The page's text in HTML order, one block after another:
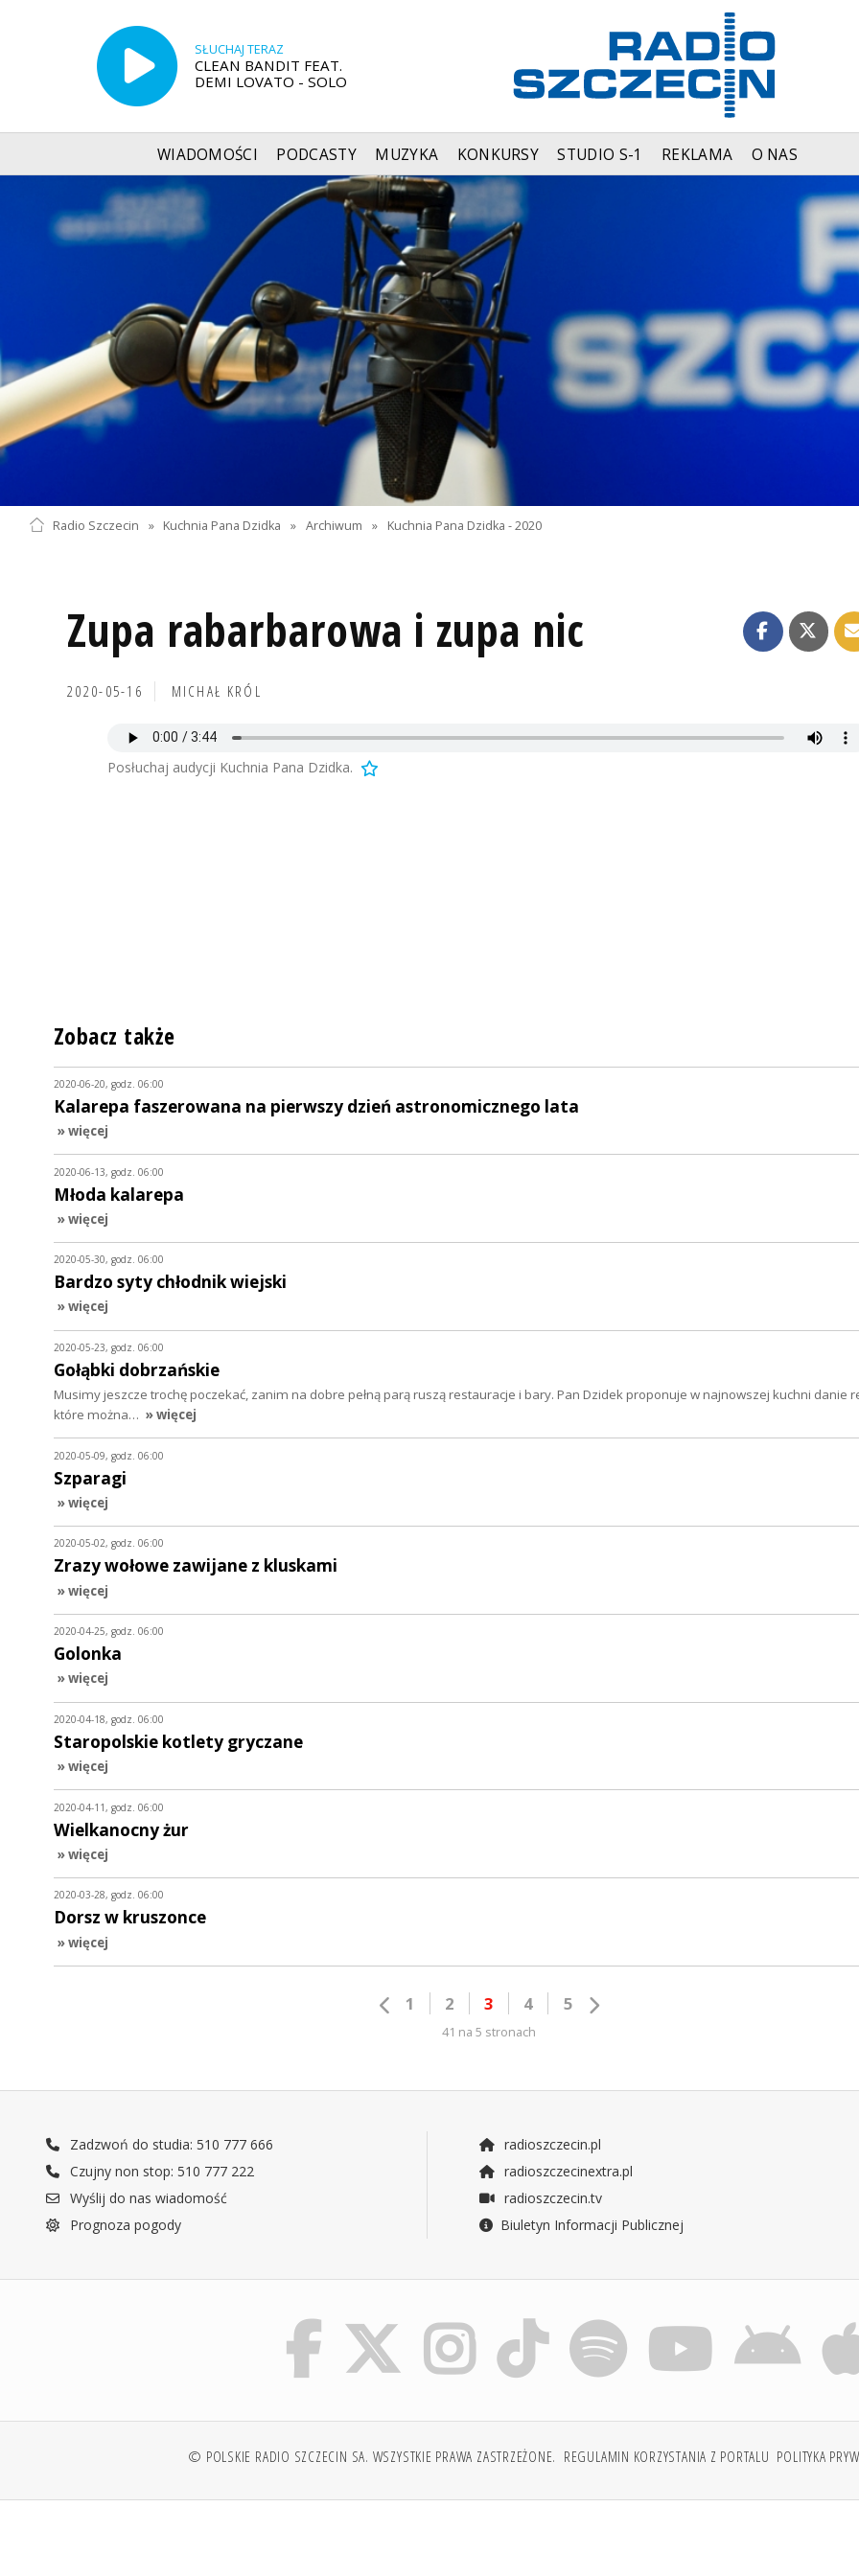
SŁUCHAJ TERAZ
CLEAN BANDIT FEAT.
DEMI LOVATO - SOLO
WIADOMOŚCI PODCASTY MUZYKA KONKURSY STUDIO S-1 REKLAMA O NAS
Radio Szczecin » Kuchnia Pana Dzidka » Archiwum » Kuchnia Pana Dzidka - 2020
Zupa rabarbarowa i zupa nic
2020-05-16 MICHAŁ KRÓL
Posłuchaj audycji Kuchnia Pana Dzidka.
Zobacz także
2020-06-20, godz. 06:00
Kalarepa faszerowana na pierwszy dzień astronomicznego lata
» więcej
2020-06-13, godz. 06:00
Młoda kalarepa
» więcej
2020-05-30, godz. 06:00
Bardzo syty chłodnik wiejski
» więcej
2020-05-23, godz. 06:00
Gołąbki dobrzańskie
Musimy jeszcze trochę poczekać, zanim na dobre pełną parą ruszą restauracje i bary. Pan Dzidek proponuje w najnowszej kuchni danie
które można… » więcej
2020-05-09, godz. 06:00
Szparagi
» więcej
2020-05-02, godz. 06:00
Zrazy wołowe zawijane z kluskami
» więcej
2020-04-25, godz. 06:00
Golonka
» więcej
2020-04-18, godz. 06:00
Staropolskie kotlety gryczane
» więcej
2020-04-11, godz. 06:00
Wielkanocny żur
» więcej
2020-03-28, godz. 06:00
Dorsz w kruszonce
» więcej
1 2 3 4 5
41 na 5 stronach
Zadzwoń do studia: 510 777 666
Czujny non stop: 510 777 222
Wyślij do nas wiadomość
Prognoza pogody
radioszczecin.pl
radioszczecinextra.pl
radioszczecin.tv
Biuletyn Informacji Publicznej
© POLSKIE RADIO SZCZECIN SA. WSZYSTKIE PRAWA ZASTRZEŻONE. REGULAMIN KORZYSTANIA Z PORTALU POLITYKA